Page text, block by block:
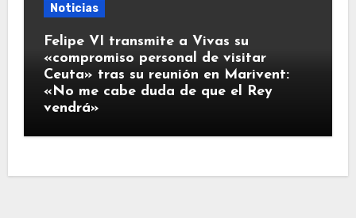
Noticias
Felipe VI transmite a Vivas su
«compromiso personal de visitar
Ceuta» tras su reunión en Marivent:
«No me cabe duda de que el Rey
vendrá»